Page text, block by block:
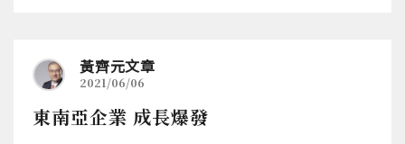
黃齊元文章
2021/06/06
東南亞企業 成長爆發